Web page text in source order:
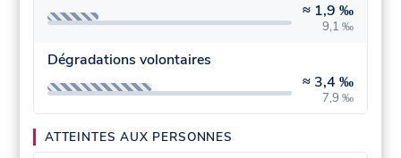
≈ 1,9 ‰
9,1 ‰
Dégradations volontaires
≈ 3,4 ‰
7,9 ‰
ATTEINTES AUX PERSONNES